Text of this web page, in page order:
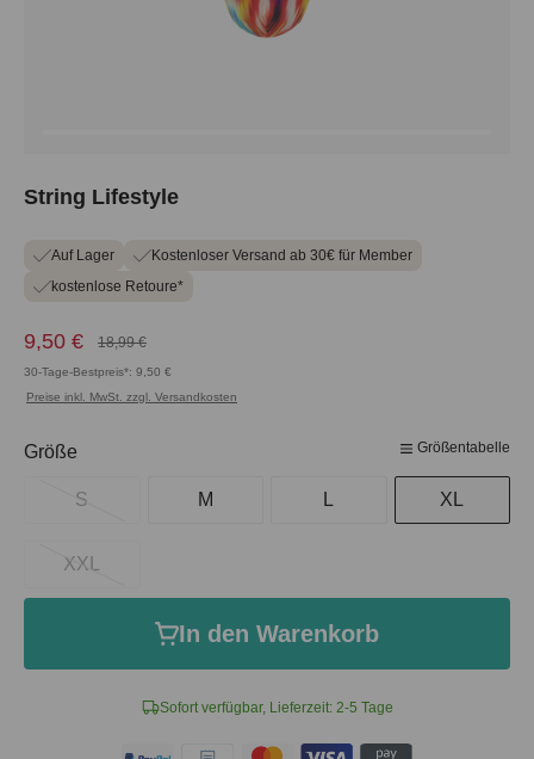
String Lifestyle
Auf Lager
Kostenloser Versand ab 30€ für Member
kostenlose Retoure*
9,50 € 18,99 €
30-Tage-Bestpreis*: 9,50 €
Preise inkl. MwSt. zzgl. Versandkosten
Sofort verfügbar, Lieferzeit: 2-5 Tage
Größe Größentabelle
S M L XL
XXL
In den Warenkorb